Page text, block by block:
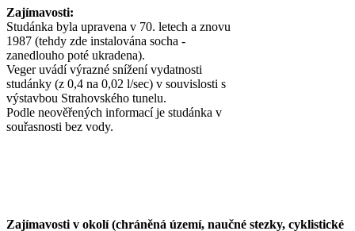
Zajímavosti:
Studánka byla upravena v 70. letech a znovu
1987 (tehdy zde instalována socha -
zanedlouho poté ukradena).
Veger uvádí výrazné snížení vydatnosti
studánky (z 0,4 na 0,02 l/sec) v souvislosti s
výstavbou Strahovského tunelu.
Podle neověřených informací je studánka v
souřasnosti bez vody.
Zajímavosti v okolí (chráněná území, naučné stezky, cyklistické